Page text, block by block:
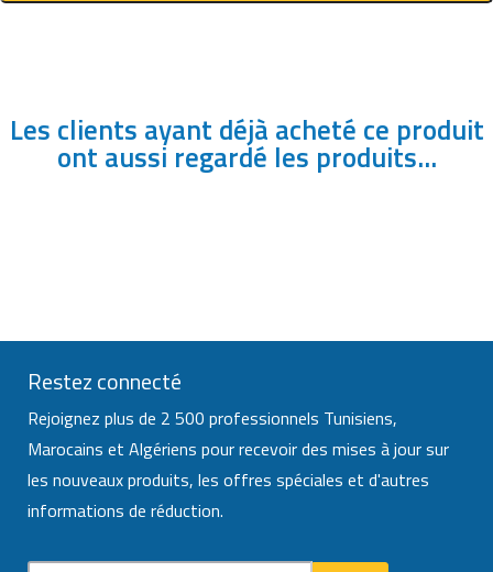
Les clients ayant déjà acheté ce produit
ont aussi regardé les produits...
Restez connecté
Rejoignez plus de 2 500 professionnels Tunisiens,
Marocains et Algériens pour recevoir des mises à jour sur
les nouveaux produits, les offres spéciales et d'autres
informations de réduction.